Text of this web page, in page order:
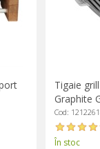
Tigaie
Graphite
Cod:
În stoc